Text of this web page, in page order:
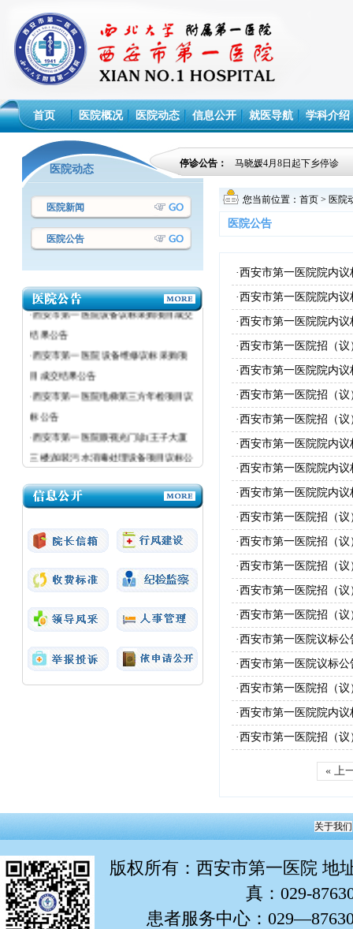
首页 医院概况 医院动态 信息公开 就医导航 学科介绍
医院动态 停诊公告： 马晓媛4月8日起下乡停诊
医院新闻
医院公告
结果公告
·西安市第一医院设备议标采购项目成交
告
·西安市第一医院医疗设备议标公告
·西安市第一医院粉巷院区强制性清洁生
产审核（二次）采购项目成交结果公告
您当前位置： 首页 > 医院
医院公告
·西安市第一医院院内议
·西安市第一医院院内议
·西安市第一医院院内议
·西安市第一医院招（
·西安市第一医院院内议
·西安市第一医院招（
·西安市第一医院招（
·西安市第一医院院内议
·西安市第一医院院内议
·西安市第一医院院内议
·西安市第一医院招（
·西安市第一医院招（
·西安市第一医院招（
·西安市第一医院招（
·西安市第一医院招（
·西安市第一医院议标公
·西安市第一医院议标
·西安市第一医院招（
·西安市第一医院院内议
·西安市第一医院招（
« 上
关于我们
版权所有 ：西安市第一医院 地
真：029-
患者服务中心：